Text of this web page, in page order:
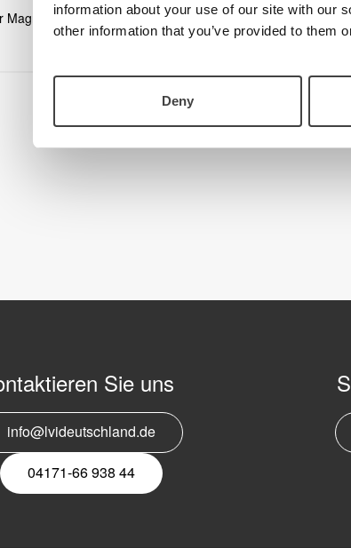
information about your use of our site with our
other information that you’ve provided to them
Deny
MagniLink
Sie uns
info@lvideutschland.de
04171-66 938 44